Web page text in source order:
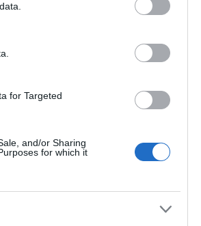
for Targeted
and/or Sharing
for which it
εξερράγη στην οδό Αμερικής